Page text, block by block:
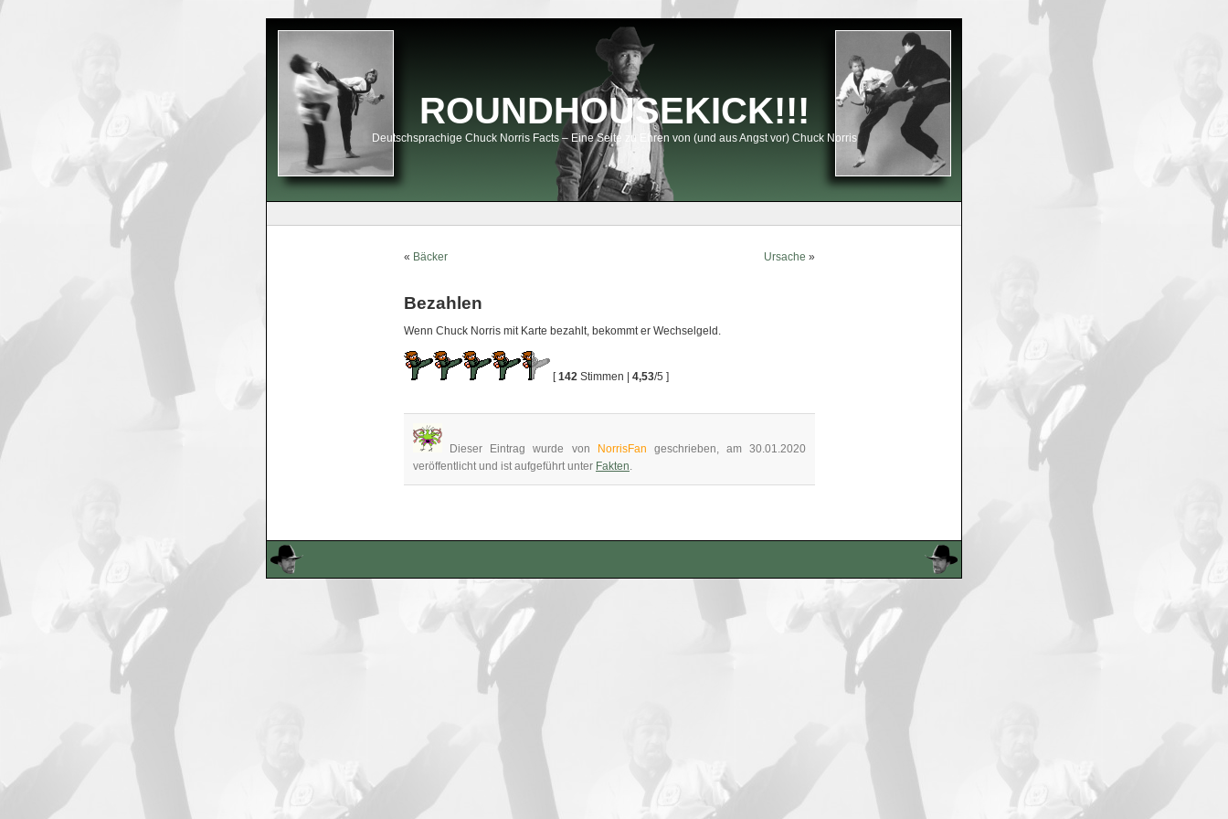
ROUNDHOUSEKICK!!!
Deutschsprachige Chuck Norris Facts – Eine Seite zu Ehren von (und aus Angst vor) Chuck Norris
« Bäcker Ursache »
Bezahlen
Wenn Chuck Norris mit Karte bezahlt, bekommt er Wechselgeld.
[142 Stimmen | 4,53/5 ]
Dieser Eintrag wurde von NorrisFan geschrieben, am 30.01.2020
veröffentlicht und ist aufgeführt unter Fakten.